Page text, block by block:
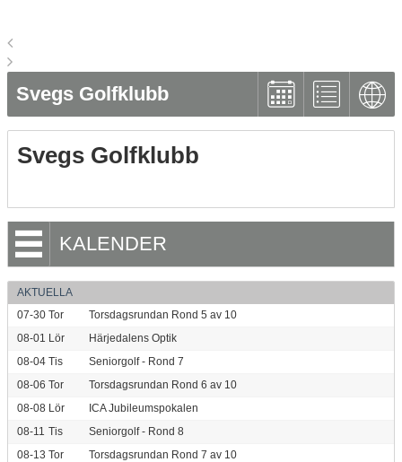
Svegs Golfklubb
Svegs Golfklubb
KALENDER
AKTUELLA
07-30 Tor
Torsdagsrundan Rond 5 av 10
08-01 Lör
Härjedalens Optik
08-04 Tis
Seniorgolf - Rond 7
08-06 Tor
Torsdagsrundan Rond 6 av 10
08-08 Lör
ICA Jubileumspokalen
08-11 Tis
Seniorgolf - Rond 8
08-13 Tor Torsdagsrundan Rond 7 av 10